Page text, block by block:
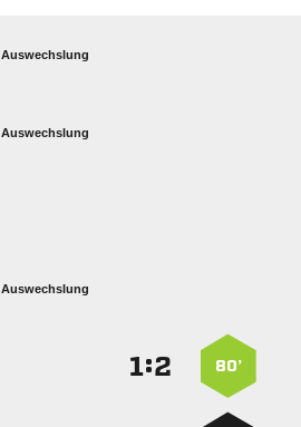
Auswechslung
Auswechslung
Auswechslung
80’
: